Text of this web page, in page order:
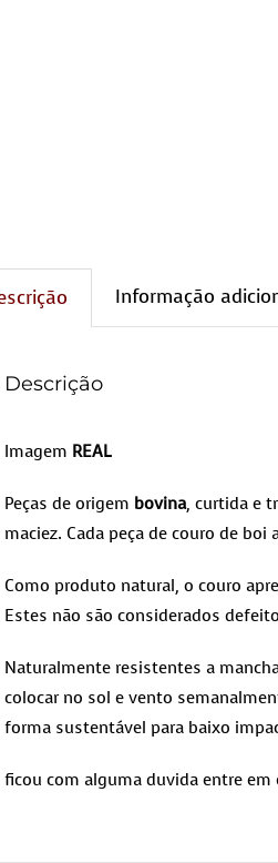
Informação
Descrição
Imagem REAL
Peças de origem bovina, curtida e
maciez. Cada peça de couro de
Como produto natural, o couro
Estes não são considerados
Naturalmente resistentes a
colocar no sol e vento
forma sustentável para baixo
ficou com alguma duvida entre em